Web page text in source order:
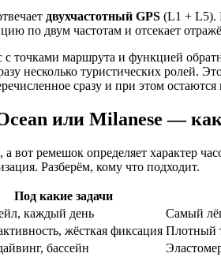
двухчастотный GPS (L1 + L5).
по двум частотам и отсекает
с точками маршрута и функцией
несколько туристических ролей.
сразу и при этом
или Milanese —
вот ремешок определяет характер
Разберём, кому что подходит.
Под какие задачи
каждый день
Самый
жёсткая фиксация Плотный
бассейн